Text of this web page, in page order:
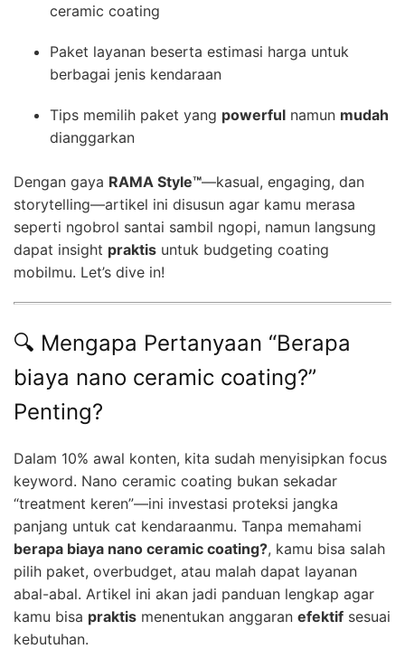
ceramic coating
Paket layanan beserta estimasi harga untuk
berbagai jenis kendaraan
Tips memilih paket yang powerful namun mudah
dianggarkan
Dengan gaya RAMA Style™—kasual, engaging, dan
storytelling—artikel ini disusun agar kamu merasa
seperti ngobrol santai sambil ngopi, namun langsung
dapat insight praktis untuk budgeting coating
mobilmu. Let’s dive in!
🔍 Mengapa Pertanyaan “Berapa
biaya nano ceramic coating?”
Penting?
Dalam 10% awal konten, kita sudah menyisipkan focus
keyword. Nano ceramic coating bukan sekadar
“treatment keren”—ini investasi proteksi jangka
panjang untuk cat kendaraanmu. Tanpa memahami
berapa biaya nano ceramic coating?, kamu bisa salah
pilih paket, overbudget, atau malah dapat layanan
abal-abal. Artikel ini akan jadi panduan lengkap agar
kamu bisa praktis menentukan anggaran efektif sesuai
kebutuhan.